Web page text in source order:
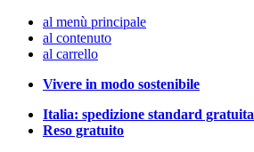
al menù principale
al contenuto
al carrello
Vivere in modo sostenibile
Italia: spedizione standard gratuita
Reso gratuito